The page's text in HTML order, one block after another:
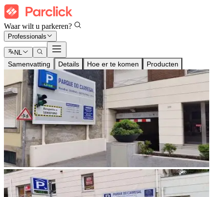
Waar wilt u parkeren?
Professionals
NL
Samenvatting Details Hoe er te komen Producten